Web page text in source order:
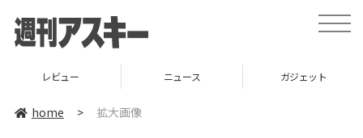
toggle
レビュー ニュース ガジェット
home > 拡大画像